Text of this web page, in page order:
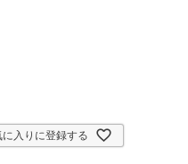
に入りに登録する